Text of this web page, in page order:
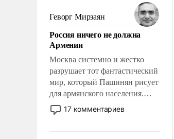
Сложившаяся ситуация
означает многолетний период
уязвимости США, например,
перед Китаем.
Геворг Мирзаян
Россия ничего не должна
Армении
Москва системно и жестко
разрушает тот фантастический
мир, который Пашинян рисует
для армянского населения.
Мир, где политические
прожекты будут безусловно
17 комментариев